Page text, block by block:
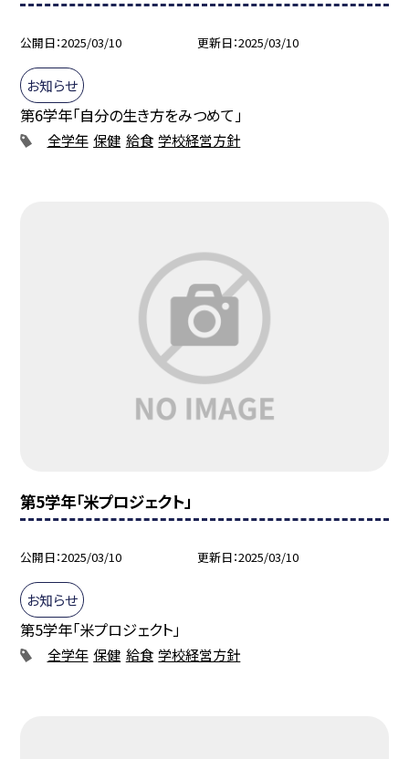
公開日 2025/03/10 更新日 2025/03/10
お知らせ
第6学年「自分の生き方をみつめて」
全学年 保健 給食 学校経営方針
第5学年「米プロジェクト」
公開日 2025/03/10 更新日 2025/03/10
お知らせ
第5学年「米プロジェクト」
全学年 保健 給食 学校経営方針